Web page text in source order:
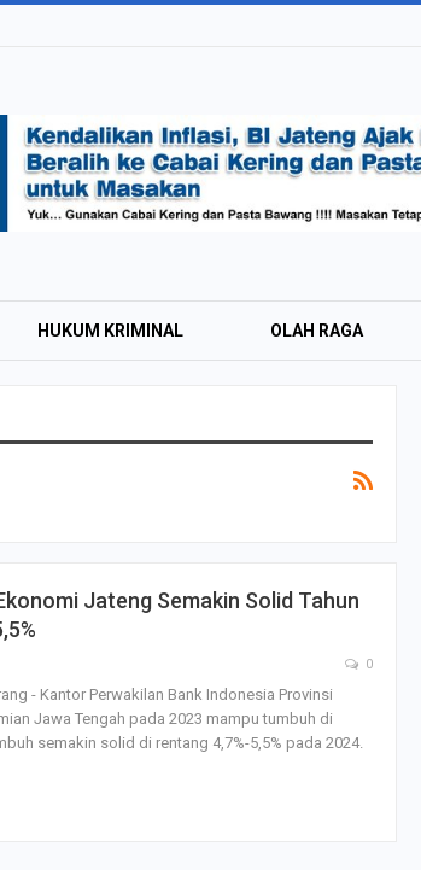
HUKUM KRIMINAL OLAH RAGA
Jateng Semakin Solid Tahun
0
- Kantor Perwakilan Bank Indonesia Provinsi
Jawa Tengah pada 2023 mampu tumbuh di
semakin solid di rentang 4,7%-5,5% pada 2024.
KAI Daop 4 Layani 51 Ribu
Wisman pada Semester I
Tempe Mendoan Pakai
Relawan “Aksi Sahabat
Gibran” Gelar Masak Sehat
di Semarang,…